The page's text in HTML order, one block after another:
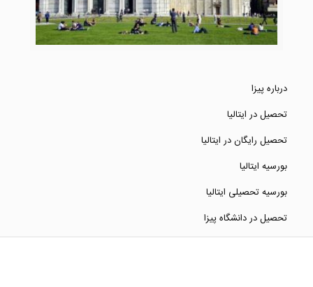
درباره پیزا
تحصیل در ایتالیا
تحصیل رایگان در ایتالیا
بورسیه ایتالیا
بورسیه تحصیلی ایتالیا
تحصیل در دانشگاه پیزا